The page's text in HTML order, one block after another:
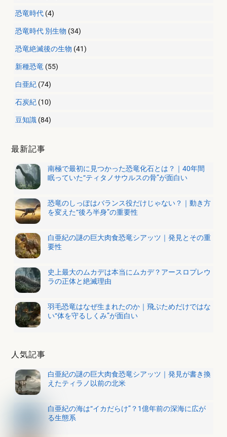
恐竜時代 (4)
恐竜時代 別生物 (34)
恐竜絶滅後の生物 (41)
新種恐竜 (55)
白亜紀 (74)
石炭紀 (10)
豆知識 (84)
最新記事
南極で最初に見つかった恐竜化石とは？｜40年間
眠っていた“ティタノサウルスの骨”が面白い
恐竜のしっぽはバランス役だけじゃない？｜動き方
を変えた“後ろ半身”の重要性
白亜紀の謎の巨大肉食恐竜シアッツ｜発見とその重
要性
史上最大のムカデは本当にムカデ？アースロプレウ
ラの正体と絶滅理由
羽毛恐竜はなぜ生まれたのか｜飛ぶためだけではな
い“体を守るしくみ”が面白い
人気記事
白亜紀の謎の巨大肉食恐竜シアッツ｜発見が書き換
えたティラノ以前の北米
白亜紀の海は“イカだらけ”？1億年前の深海に広が
る生態系